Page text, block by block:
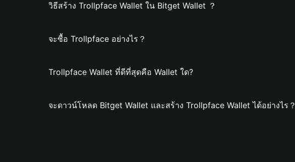
วิธีสร้าง Trollpface Wallet ใน Bitget Wallet ？
จะซื้อ Trollpface อย่างไร？
Trollpface Wallet ที่ดีที่สุดคือ Wallet ใด?
จะดาวน์โหลด Bitget Wallet และสร้าง Trollpface Wallet ได้อย่างไร？